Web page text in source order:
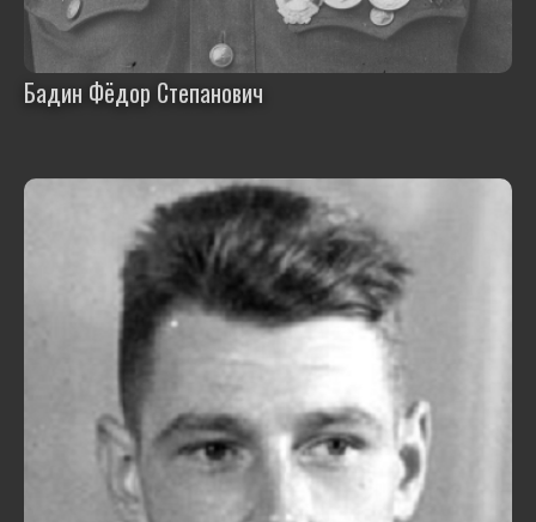
Бадин Фёдор Степанович